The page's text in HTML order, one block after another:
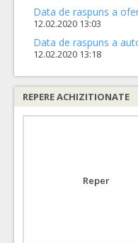
Data de raspuns a
12.02.2020 13:03
Data de raspuns a
12.02.2020 13:18
REPERE ACHIZITIONATE
Reper